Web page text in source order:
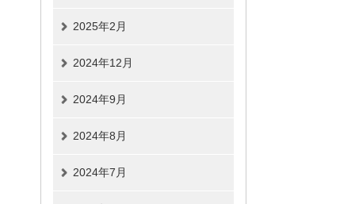
2025年2月
2024年12月
2024年9月
2024年8月
2024年7月